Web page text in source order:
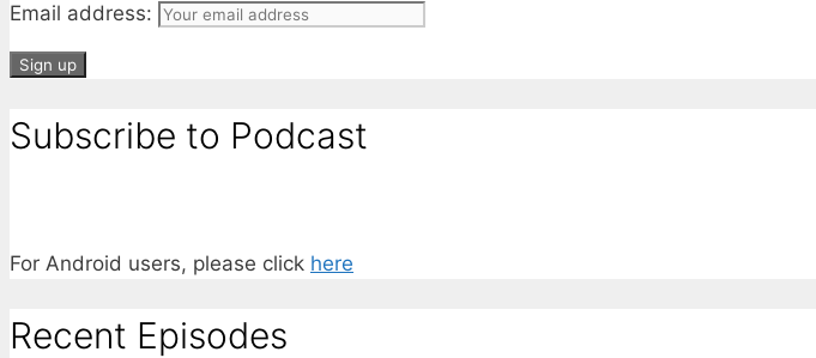
Email address:
Subscribe to Podcast
For Android users, please click here
Recent Episodes